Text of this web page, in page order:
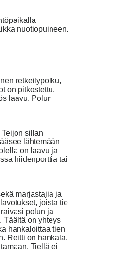
nuotiopuineen.
retkeilypolku,
on pitkostettu.
laavu. Polun
sillan
lähtemään
on laavu ja
hiidenporttia tai
marjastajia ja
joista tie
polun ja
Täältä on yhteys
hankaloittaa tien
Reitti on hankala.
Tiellä ei